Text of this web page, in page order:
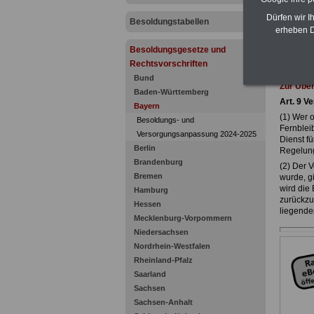
Besoldungstabellen
Besoldungsgesetze und
Rechtsvorschriften
Bund
Baden-Württemberg
Bayern
Besoldungs- und
Versorgungsanpassung 2024-2025
Berlin
Brandenburg
Bremen
Hamburg
Hessen
Mecklenburg-Vorpommern
Niedersachsen
Nordrhein-Westfalen
Rheinland-Pfalz
Saarland
Sachsen
Sachsen-Anhalt
Zur
Art. 9
(1) Wer
Dienst
(2) Der
wurde,
wird die
Dürfen wir
erheben